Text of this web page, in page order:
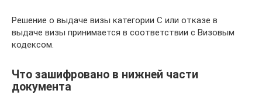
Решение о выдаче визы категории С или отказе в
выдаче визы принимается в соответствии с Визовым
кодексом.
Что зашифровано в нижней части
документа